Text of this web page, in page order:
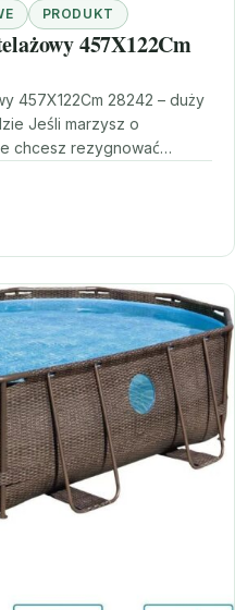
PRODUKT
457X122Cm
457X122Cm 28242 – duży
Jeśli marzysz o
chcesz rezygnować…